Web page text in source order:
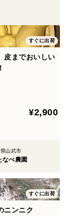
すぐに出荷
皮までおいしい
¥2,900
山武市
なべ農園
すぐに出荷
ニンニク